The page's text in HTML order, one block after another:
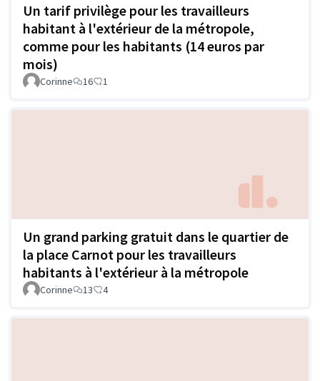
Un tarif privilège pour les travailleurs
habitant à l'extérieur de la métropole,
comme pour les habitants (14 euros par
mois)
Corinne 16 1
Un grand parking gratuit dans le quartier de
la place Carnot pour les travailleurs
habitants à l'extérieur à la métropole
Corinne 13 4